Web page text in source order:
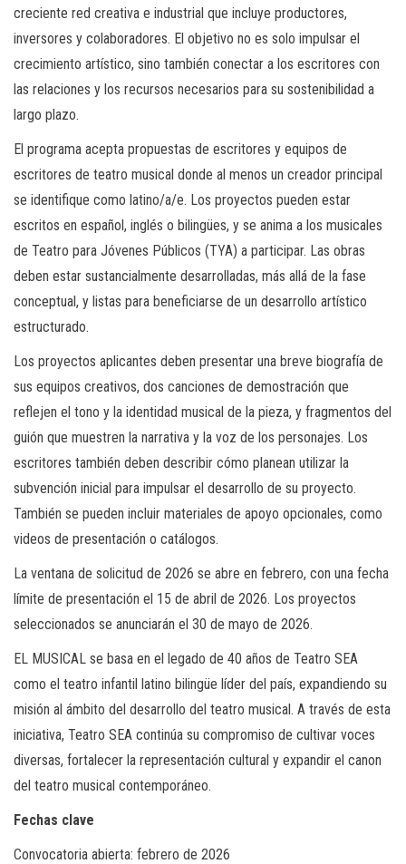
creciente red creativa e industrial que incluye productores,
inversores y colaboradores. El objetivo no es solo impulsar el
crecimiento artístico, sino también conectar a los escritores con
las relaciones y los recursos necesarios para su sostenibilidad a
largo plazo.
El programa acepta propuestas de escritores y equipos de
escritores de teatro musical donde al menos un creador principal
se identifique como latino/a/e. Los proyectos pueden estar
escritos en español, inglés o bilingües, y se anima a los musicales
de Teatro para Jóvenes Públicos (TYA) a participar. Las obras
deben estar sustancialmente desarrolladas, más allá de la fase
conceptual, y listas para beneficiarse de un desarrollo artístico
estructurado.
Los proyectos aplicantes deben presentar una breve biografía de
sus equipos creativos, dos canciones de demostración que
reflejen el tono y la identidad musical de la pieza, y fragmentos del
guión que muestren la narrativa y la voz de los personajes. Los
escritores también deben describir cómo planean utilizar la
subvención inicial para impulsar el desarrollo de su proyecto.
También se pueden incluir materiales de apoyo opcionales, como
videos de presentación o catálogos.
La ventana de solicitud de 2026 se abre en febrero, con una fecha
límite de presentación el 15 de abril de 2026. Los proyectos
seleccionados se anunciarán el 30 de mayo de 2026.
EL MUSICAL se basa en el legado de 40 años de Teatro SEA
como el teatro infantil latino bilingüe líder del país, expandiendo su
misión al ámbito del desarrollo del teatro musical. A través de esta
iniciativa, Teatro SEA continúa su compromiso de cultivar voces
diversas, fortalecer la representación cultural y expandir el canon
del teatro musical contemporáneo.
Fechas clave
Convocatoria abierta: febrero de 2026